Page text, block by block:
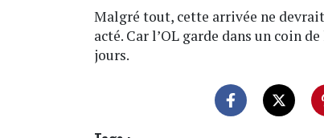
Malgré tout, cette arrivée ne
acté. Car l’OL garde dans un coin
jours.